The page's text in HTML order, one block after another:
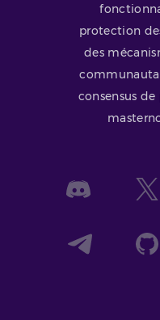
protection
des
consensus